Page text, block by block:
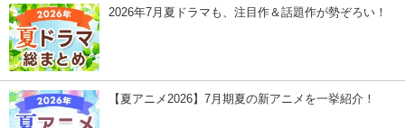
2026年7月夏ドラマも、注目作＆話題作が勢ぞろい！
【夏アニメ2026】7月期夏の新アニメを一挙紹介！